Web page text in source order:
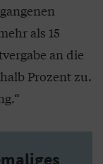
als 15
an die
Prozent zu.